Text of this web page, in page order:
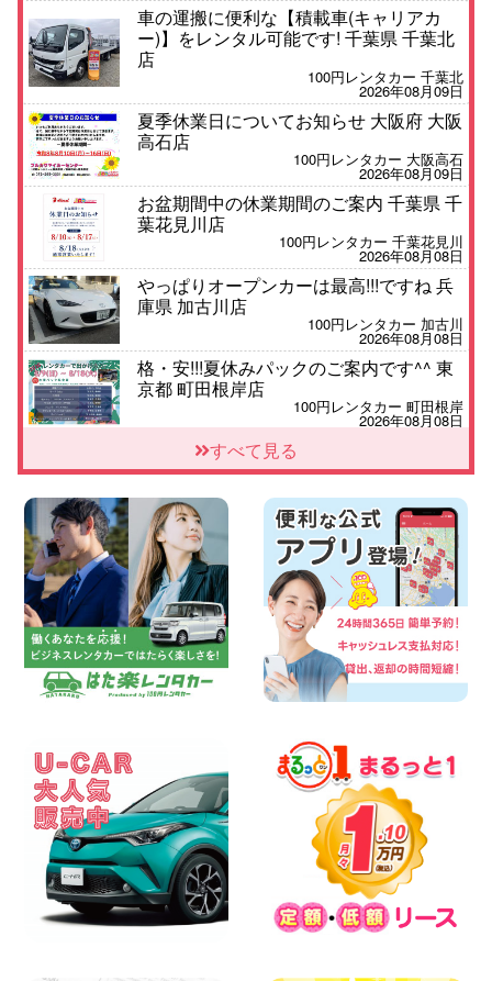
車の運搬に便利な【積載車(キャリアカ
ー)】をレンタル可能です! 千葉県 千葉北
店
100円レンタカー 千葉北
2026年08月09日
夏季休業日についてお知らせ 大阪府 大阪
高石店
100円レンタカー 大阪高石
2026年08月09日
お盆期間中の休業期間のご案内 千葉県 千
葉花見川店
100円レンタカー 千葉花見川
2026年08月08日
やっぱりオープンカーは最高!!!ですね 兵
庫県 加古川店
100円レンタカー 加古川
2026年08月08日
格・安!!!夏休みパックのご案内です^^ 東
京都 町田根岸店
100円レンタカー 町田根岸
2026年08月08日
「お得」お盆限定特別料金!! 兵庫県 神戸
西区枝吉店
2026年08月08日
お盆シーズン空きあり!!100円レンタカー
兵庫駅前店はミニバンも安い!! 兵庫県 兵
庫駅前店
100円レンタカー 兵庫駅前
2026年08月08日
人気の『 軽 トラック 』 ご予約はお早め
に♪ 広島県 ベイシティ宇品店
100円レンタカー ベイシティ宇品
2026年08月08日
100円レンタカー 四日市インター
2026年08月08日
横浜弥生台店限定!!夏季特別キャンペーン
のお知らせ!! 神奈川県 横浜弥生台店
100円レンタカー 横浜弥生台
2026年08月08日
2026三河安城店お盆休みご連絡 愛知県
三河安城店
100円レンタカー 三河安城
2026年08月08日
すべて見る